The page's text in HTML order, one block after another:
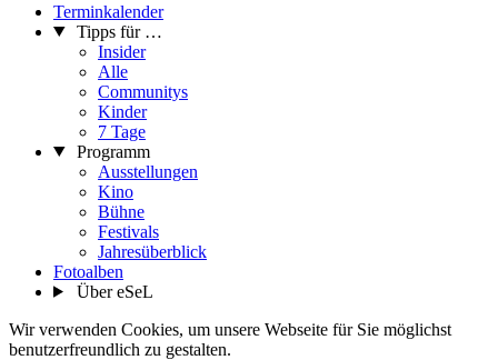
Terminkalender
Tipps für …
Insider
Alle
Communitys
Kinder
7 Tage
Programm
Ausstellungen
Kino
Bühne
Festivals
Jahresüberblick
Fotoalben
Über eSeL
Wir verwenden Cookies, um unsere Webseite für Sie möglichst
benutzerfreundlich zu gestalten.